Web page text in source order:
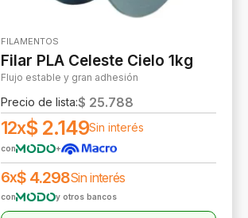
FILAMENTOS
Filar PLA Celeste Cielo 1kg
Flujo estable y gran adhesión
Precio de lista:$ 25.788
12x$2.149Sin interés
con +
6x$ 4.298Sin interés
con y otros bancos